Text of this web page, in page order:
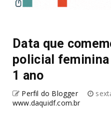
Data que
policial
1 ano
Perfil do Blogger
www.daquidf.com.br